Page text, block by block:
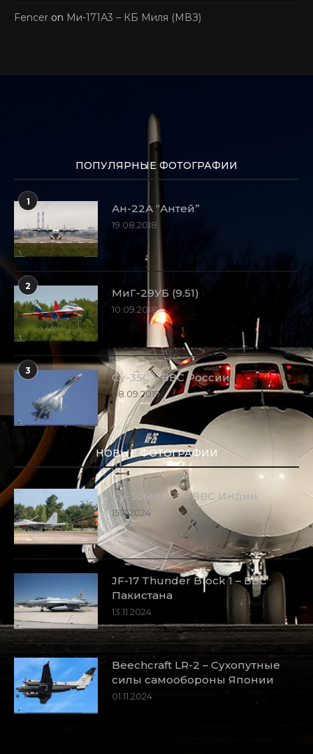
Fencer on Ми-171А3 – КБ Миля (МВЗ)
ПОПУЛЯРНЫЕ ФОТОГРАФИИ
1
Ан-22А “Антей”
19.08.2018
2
МиГ-29УБ (9.51)
10.09.2018
3
Су-35С – ВВС России
08.09.2019
НОВЫЕ ФОТОГРАФИИ
Су-30МКИ-3 – ВВС Индии
15.11.2024
JF-17 Thunder Block 1 – ВВС
Пакистана
13.11.2024
Beechcraft LR-2 – Сухопутные
силы самообороны Японии
01.11.2024